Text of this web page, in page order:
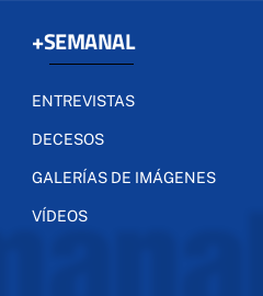
+SEMANAL
ENTREVISTAS
DECESOS
GALERÍAS DE IMÁGENES
VÍDEOS